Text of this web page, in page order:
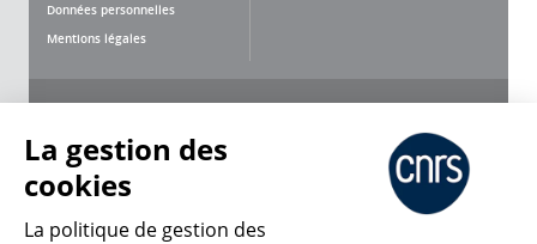
Données personnelles
Mentions légales
La gestion des
cookies
La politique de gestion des